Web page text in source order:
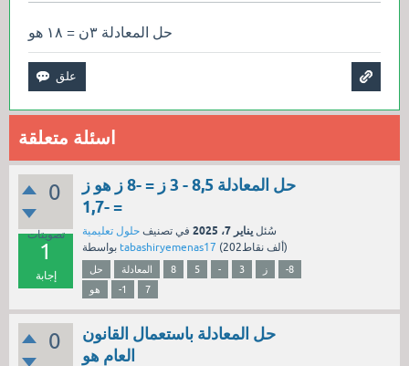
حل المعادلة ٣ن = ١٨ هو
اسئلة متعلقة
0
تصويتات
1
إجابة
حل المعادلة 8,5 - 3 ز = -8 ز هو ز
= -1,7
سُئل يناير 7، 2025 في تصنيف حلول تعليمية
tabashiryemenas17 ( 202ألفنقاط)
حل المعادلة 8 5 - 3 ز
-8
هو
-1 7
0
حل المعادلة باستعمال القانون
العام هو